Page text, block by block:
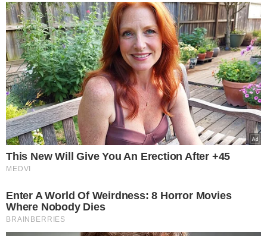
"Ele é um velho conhecido da polícia, ele
é considerado um dos maiores
arrombadores de vidros de veículos dos
ressaltar, que o mesmo estava